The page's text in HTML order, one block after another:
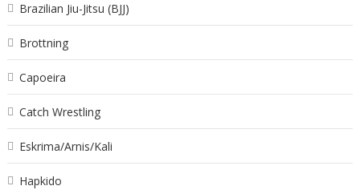
Brazilian Jiu-Jitsu (BJJ)
Brottning
Capoeira
Catch Wrestling
Eskrima/Arnis/Kali
Hapkido